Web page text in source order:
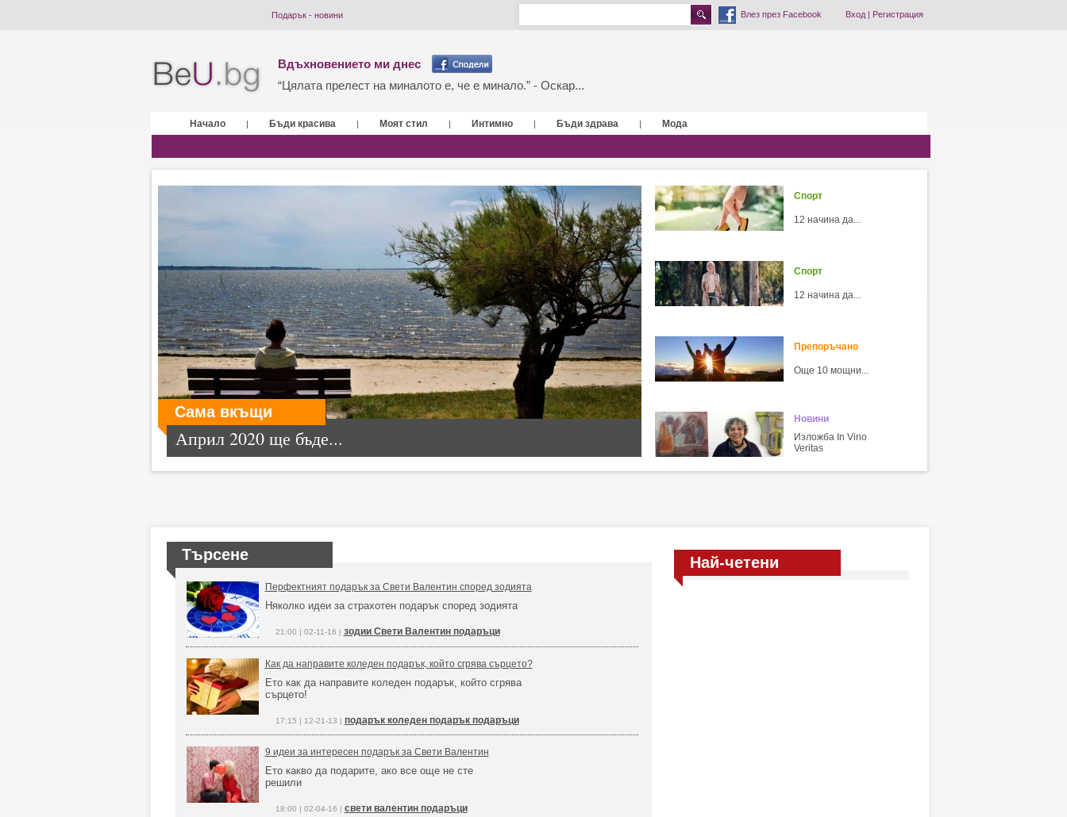
Подарък - новини Влез през Facebook Вход| Регистрация
Вдъхновението ми днес
“Цялата прелест на миналото е, че е минало.” - Оскар...
Начало | Бъди красива | Моят стил | Интимно | Бъди здрава | Мода
Сама вкъщи
Април 2020 ще бъде...
Спорт
12 начина да...
Спорт
12 начина да...
Препоръчано
Още 10 мощни...
Новини
Изложба In Vino
Veritas
Търсене
Перфектният подарък за Свети Валентин според зодията
Няколко идеи за страхотен подарък според зодията
21:00 | 02-11-16 | зодии Свети Валентин подаръци
Как да направите коледен подарък, който сгрява сърцето?
Ето как да направите коледен подарък, който сгрява
сърцето!
17:15 | 12-21-13 | подарък коледен подарък подаръци
9 идеи за интересен подарък за Свети Валентин
Ето какво да подарите, ако все още не сте
решили
18:00 | 02-04-16 | свети валентин подаръци
Най-четени